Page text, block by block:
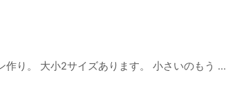
り。 大小2サイズあります。 小さいのもう ...